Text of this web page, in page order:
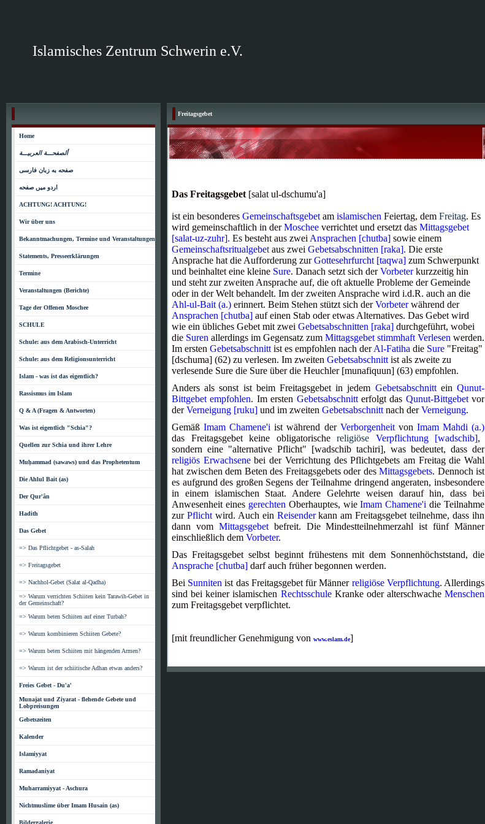
Islamisches Zentrum Schwerin e.V.
Home
ألصفحـــة العربيـــة
صفحه به زبان فارسی
اردو میں صفحه
ACHTUNG! ACHTUNG!
Wir über uns
Bekanntmachungen, Termine und Veranstaltungen
Statements, Presseerklärungen
Termine
Veranstaltungen (Berichte)
Tage der Offenen Moschee
SCHULE
Schule: aus dem Arabisch-Unterricht
Schule: aus dem Religionsunterricht
Islam - was ist das eigentlich?
Rassismus im Islam
Q & A (Fragen & Antworten)
Was ist eigentlich "Schia"?
Quellen zur Schia und ihrer Lehre
Muḥammad (sawaws) und das Prophetentum
Die Ahlul Bait (as)
Der Qur'ân
Hadith
Das Gebet
=> Das Pflichtgebet - as-Salah
=> Freitagsgebet
=> Nachhol-Gebet (Salat al-Qadha)
=> Warum verrichten Schiiten kein Tarawih-Gebet in
der Gemeinschaft?
=> Warum beten Schiiten auf einer Turbah?
=> Warum kombinieren Schiiten Gebete?
=> Warum beten Schiiten mit hängenden Armen?
=> Warum ist der schiitische Adhan etwas anders?
Freies Gebet - Du'a'
Munajat und Ziyarat - flehende Gebete und
Lobpreisungen
Gebetszeiten
Kalender
Islamiyyat
Ramadaniyat
Muharramiyyat - Aschura
Nichtmuslime über Imam Husain (as)
Bildergalerie
Freitagsgebet
Das Freitagsgebet [salat ul-dschumu'a]
ist ein besonderes Gemeinschaftsgebet am islamischen Feiertag, dem Freitag. Es
wird gemeinschaftlich in derMoschee verrichtet und ersetzt das Mittagsgebet
[salat-uz-zuhr]. Es besteht aus zwei Ansprachen [chutba] sowie einem
Gemeinschaftsritualgebet aus zwei Gebetsabschnitten [raka]. Die erste
Ansprache hat die Aufforderung zurGottesehrfurcht [taqwa] zum Schwerpunkt
und beinhaltet eine kleine Sure. Danach setzt sich derVorbeterkurzzeitig hin
und steht zur zweiten Ansprache auf, die oft aktuelle Probleme der Gemeinde
oder in der Welt behandelt. Im der zweiten Ansprache wird i.d.R. auch an die
Ahl-ul-Bait (a.) erinnert. Beim Stehen stützt sich derVorbeterwährend der
Ansprachen [chutba] auf einen Stab oder etwas Alternatives. Das Gebet wird
wie ein übliches Gebet mit zwei Gebetsabschnitten [raka] durchgeführt, wobei
die Suren allerdings im Gegensatz zum Mittagsgebet stimmhaft Verlesen werden.
Im ersten Gebetsabschnitt ist es empfohlen nach derAl-Fatiha die Sure "Freitag"
[dschuma] (62) zu verlesen. Im zweiten Gebetsabschnitt ist als zweite zu
verlesende Sure die Sure über die Heuchler [munafiquun] (63) empfohlen.
Anders als sonst ist beim Freitagsgebet in jedem GebetsabschnitteinQunut-
Bittgebet empfohlen. Im ersten Gebetsabschnitterfolgt das Qunut-Bittgebetvor
derVerneigung [ruku] und im zweiten Gebetsabschnitt nach derVerneigung.
GemäßImam Chamene'i ist während der Verborgenheitvon Imam Mahdi (a.)
das Freitagsgebet keine obligatorischereligiöse Verpflichtung [wadschib],
sondern eine "alternative Pflicht" [wadschib tachiri], was bedeutet, dass der
religiös Erwachsenebei der Verrichtung des Pflichtgebets am Freitag die Wahl
hat zwischen dem Beten des Freitagsgebets oder des Mittagsgebets. Dennoch ist
es aufgrund des großen Segens der Teilnahme dringend angeraten, insbesondere
in einem islamischen Staat. Andere Gelehrte weisen darauf hin, dass bei
Anwesenheit eines gerechten Oberhauptes, wieImam Chamene'i die Teilnahme
zur Pflichtwird. Auch ein Reisenderkann am Freitagsgebet teilnehme, dass ihn
dann vom Mittagsgebetbefreit. Die Mindestteilnehmerzahl ist fünf Männer
einschließlich dem Vorbeter.
Das Freitagsgebet selbst beginnt frühestens mit dem Sonnenhöchststand, die
Ansprache [chutba] darf auch früher begonnen werden.
Bei Sunniten ist das Freitagsgebet für Männer religiöse Verpflichtung. Allerdings
sind bei keiner islamischen Rechtsschule Kranke oder alterschwache Menschen
zum Freitagsgebet verpflichtet.
[mit freundlicher Genehmigung von www.eslam.de]